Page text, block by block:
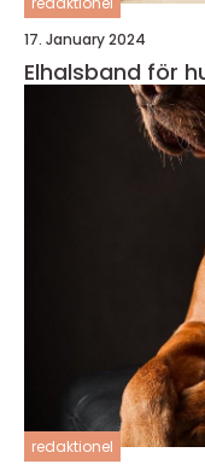
17. January 2024
Elhalsband för
redaktionel